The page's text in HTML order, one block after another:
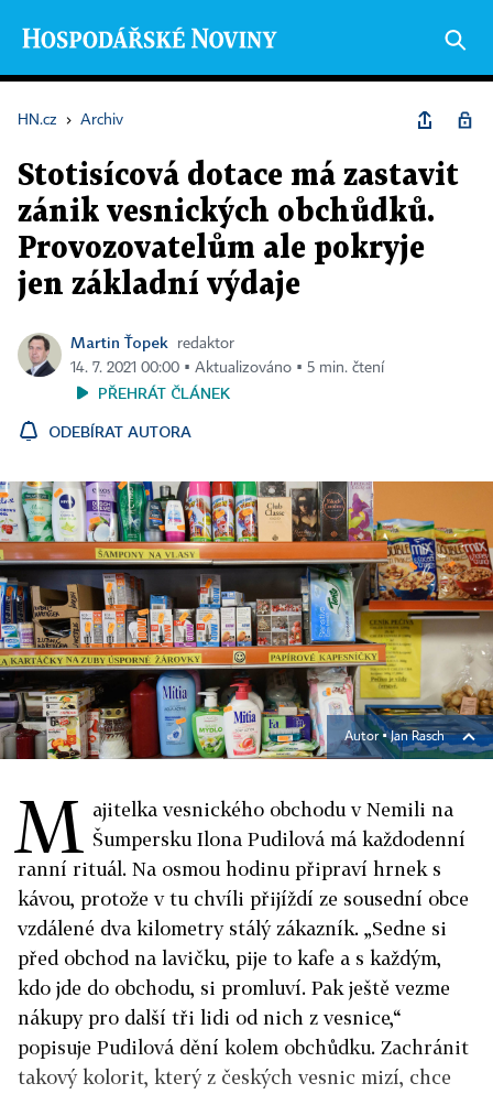
HN.cz › Archiv
Stotisícová dotace má zastavit
zánik vesnických obchůdků.
Provozovatelům ale pokryje
jen základní výdaje
Martin Ťopek
redaktor
14. 7. 2021 00:00 ▪ Aktualizováno ▪ 5 min. čtení
PŘEHRÁT ČLÁNEK
ODEBÍRAT AUTORA
Autor ▪Jan Rasch
M ajitelka vesnického obchodu v Nemili na
Šumpersku Ilona Pudilová má každodenní
ranní rituál. Na osmou hodinu připraví hrnek s
kávou, protože v tu chvíli přijíždí ze sousední obce
vzdálené dva kilometry stálý zákazník. „Sedne si
před obchod na lavičku, pije to kafe a s každým,
kdo jde do obchodu, si promluví. Pak ještě vezme
nákupy pro další tři lidi od nich z vesnice,“
popisuje Pudilová dění kolem obchůdku. Zachránit
takový kolorit, který z českých vesnic mizí, chce